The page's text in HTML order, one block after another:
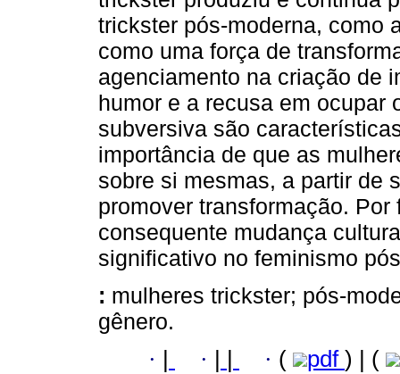
trickster pós-moderna, como
como uma força de
agenciamento na criação de
humor e a recusa em ocupar
subversiva são
importância de que as
sobre si mesmas, a partir de
promover transformação.
consequente mudança
significativo no feminismo
: mulheres trickster; pós-
gênero.
· · · ( pdf ) | (